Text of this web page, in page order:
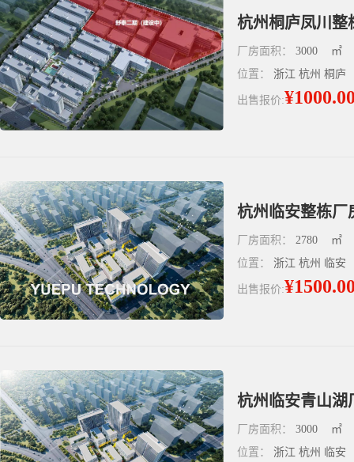
杭州桐庐凤川整
厂房面积： 3000
㎡
位置： 浙江 杭州 桐庐
出售报价:
厂房面积： 2780
㎡
位置： 浙江 杭州 临安
出售报价:
杭州临安青山湖
厂房面积： 3000
㎡
位置： 浙江 杭州 临安